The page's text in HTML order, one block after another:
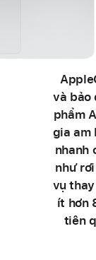
và bảo
phẩm
gia am
nhanh
như
vụ
ít hơn
tiên